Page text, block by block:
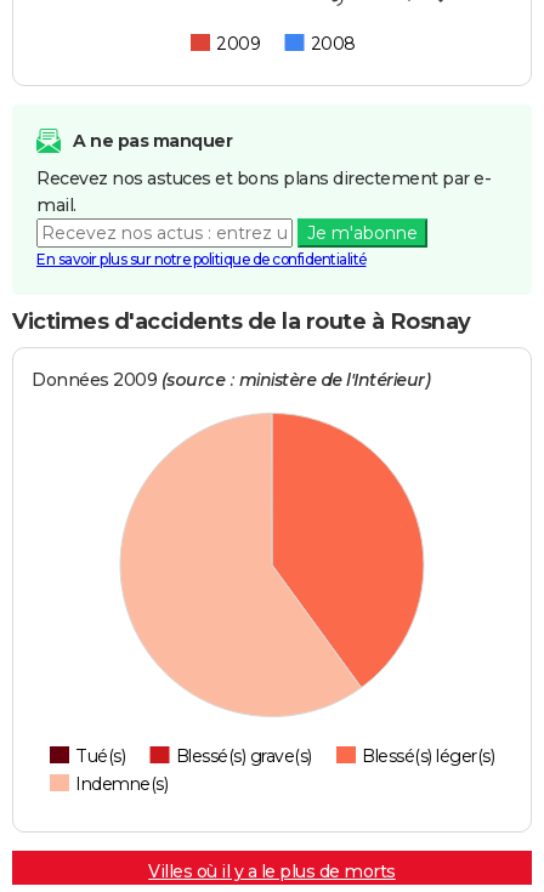
2009 2008
A ne pas manquer
Recevez nos astuces et bons plans directement par e-
mail.
Je m'abonne
En savoir plus sur notre politique de confidentialité
Victimes d'accidents de la route à Rosnay
Données 2009 (source : ministère de l'Intérieur)
Tué(s) Blessé(s) grave(s)
Blessé(s) léger(s)
Indemne(s)
Villes où il y a le plus de morts